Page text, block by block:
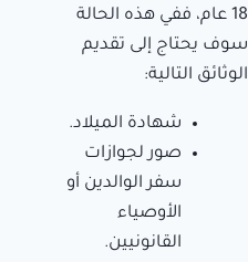
18 عام، ففي هذه الحالة
سوف يحتاج إلى تقديم
الوثائق التالية:
شهادة الميلاد.
صور لجوازات
سفر الوالدين أو
الأوصياء
القانونيين.